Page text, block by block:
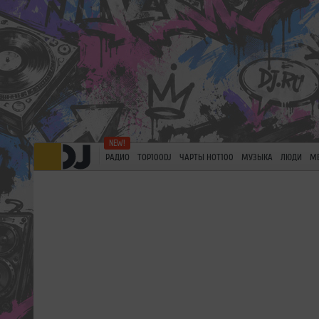
РАДИО TOP100DJ ЧАРТЫ HOT100 МУЗЫКА ЛЮДИ